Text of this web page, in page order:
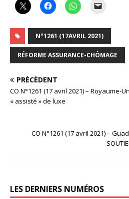
N°1261 (17AVRIL 2021)
RÉFORME ASSURANCE-CHÔMAGE
PRÉCÉDENT
CO N°1261 (17 avril 2021) – Royaume-
« assisté » de luxe
CO N°1261 (17 avril 2021) –
LES DERNIERS NUMÉROS